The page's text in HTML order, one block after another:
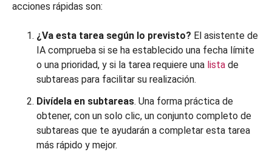
acciones rápidas son:
¿Va esta tarea según lo previsto? El asistente de
IA comprueba si se ha establecido una fecha límite
o una prioridad, y si la tarea requiere una lista de
subtareas para facilitar su realización.
Divídela en subtareas. Una forma práctica de
obtener, con un solo clic, un conjunto completo de
subtareas que te ayudarán a completar esta tarea
más rápido y mejor.